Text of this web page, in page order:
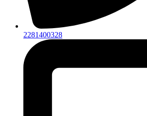
2281400328